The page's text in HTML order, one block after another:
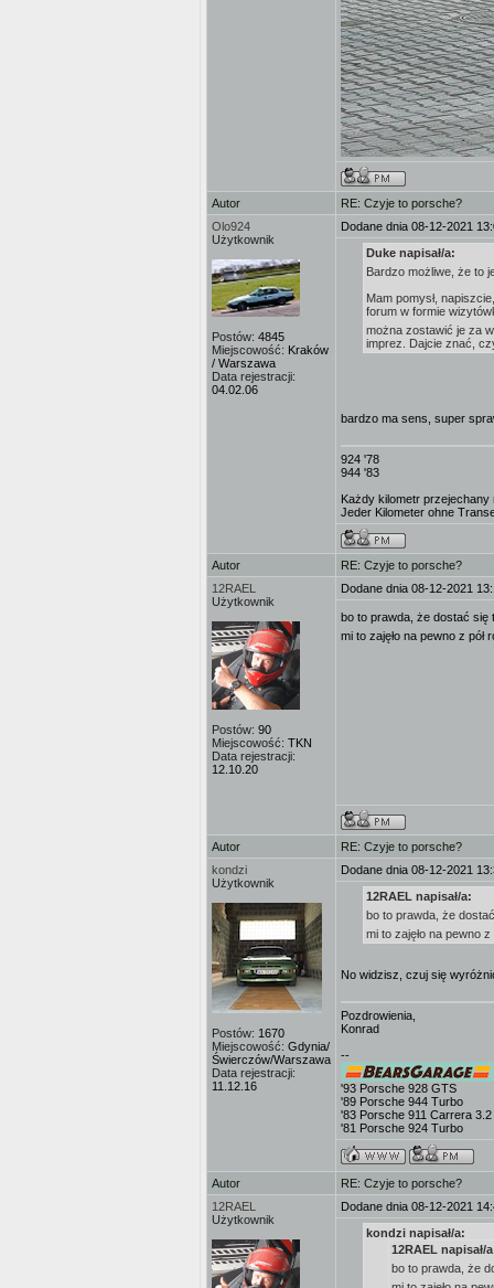
Autor
RE: Czyje to porsche?
Olo924
Użytkownik
Postów: 4845
Miejscowość: Kraków
/ Warszawa
Data rejestracji:
04.02.06
Dodane dnia 08-12-2021
Duke napisał/a:
Bardzo możliwe, że to
Mam pomysł,
forum w formie
można zostawić je za
imprez. Dajcie znać,
bardzo ma sens, super
924 '78
944 '83
Każdy kilometr
Jeder Kilometer ohne
Autor
RE: Czyje to porsche?
12RAEL
Użytkownik
Postów: 90
Miejscowość: TKN
Data rejestracji:
12.10.20
Dodane dnia 08-12-2021
bo to prawda, że dostać się
mi to zajęło na pewno z pół
Autor
RE: Czyje to porsche?
kondzi
Użytkownik
Postów: 1670
Miejscowość: Gdynia/
Świerczów/Warszawa
Data rejestracji:
11.12.16
Dodane dnia 08-12-2021
12RAEL napisał/a:
bo to prawda, że
mi to zajęło na pewno z
No widzisz, czuj się
Pozdrowienia,
Konrad
--
'93 Porsche 928 GTS
'89 Porsche 944 Turbo
'83 Porsche 911 Carrera 3.2
'81 Porsche 924 Turbo
Autor
RE: Czyje to porsche?
12RAEL
Użytkownik
Dodane dnia 08-12-2021
kondzi napisał/a:
12RAEL napisał/
bo to prawda, że